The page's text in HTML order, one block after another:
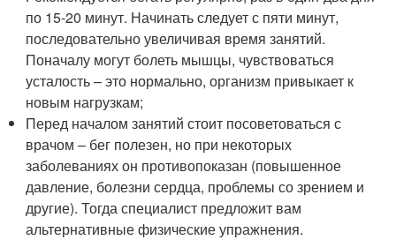
по 15-20 минут. Начинать следует с пяти минут,
последовательно увеличивая время занятий.
Поначалу могут болеть мышцы, чувствоваться
усталость – это нормально, организм привыкает к
новым нагрузкам;
Перед началом занятий стоит посоветоваться с
врачом – бег полезен, но при некоторых
заболеваниях он противопоказан (повышенное
давление, болезни сердца, проблемы со зрением и
другие). Тогда специалист предложит вам
альтернативные физические упражнения.